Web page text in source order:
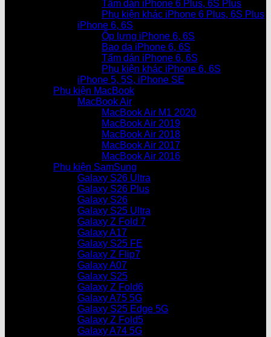
Tấm dán iPhone 6 Plus, 6S Plus
Phụ kiện khác iPhone 6 Plus, 6S Plus
iPhone 6, 6S
Ốp lưng iPhone 6, 6S
Bao da iPhone 6, 6S
Tấm dán iPhone 6, 6S
Phụ kiện khác iPhone 6, 6S
iPhone 5, 5S, iPhone SE
Phụ kiện MacBook
MacBook Air
MacBook Air M1 2020
MacBook Air 2019
MacBook Air 2018
MacBook Air 2017
MacBook Air 2016
Phụ kiện SamSung
Galaxy S26 Ultra
Galaxy S26 Plus
Galaxy S26
Galaxy S25 Ultra
Galaxy Z Fold 7
Galaxy A17
Galaxy S25 FE
Galaxy Z Flip7
Galaxy A07
Galaxy S25
Galaxy Z Fold6
Galaxy A75 5G
Galaxy S25 Edge 5G
Galaxy Z Fold5
Galaxy A74 5G